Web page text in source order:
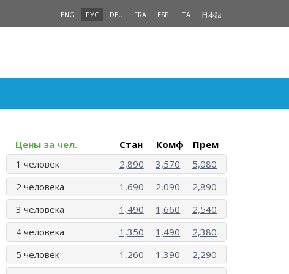
ENG РУС DEU FRA ESP ITA 日本語
Цены за чел. Стан Комф
Прем
1 человек
2,890 3,570
5,080
2 человека
1,690 2,090
2,890
3 человека
1,490 1,660
2,540
4 человека
1,350 1,490
2,380
5 человек
1,260 1,390
2,290